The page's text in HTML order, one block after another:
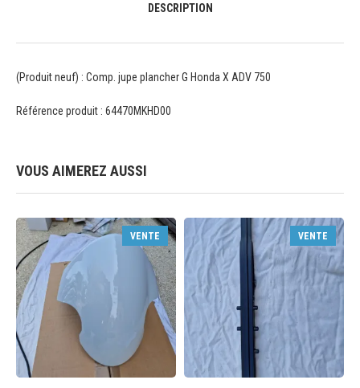
DESCRIPTION
(Produit neuf) : Comp. jupe plancher G Honda X ADV 750
Référence produit : 64470MKHD00
VOUS AIMEREZ AUSSI
VENTE VENTE